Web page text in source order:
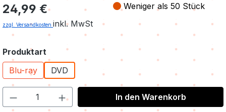
Regulärer Preis:
24,99 €
zzgl. Versandkosten inkl. MwSt
Weniger als 50 Stück
Produktart auswählen
Blu-ray
DVD
In den Warenkorb